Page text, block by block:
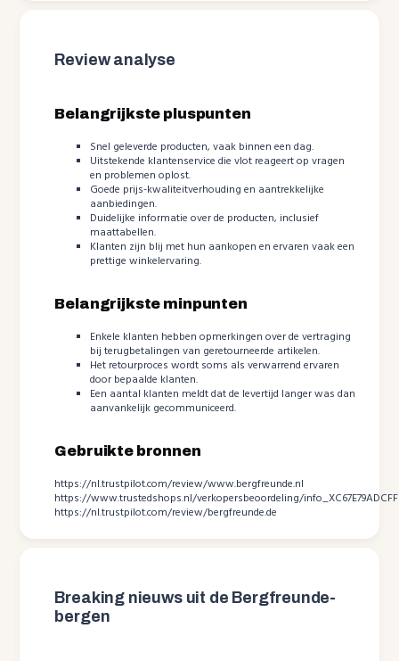
Review analyse
Belangrijkste pluspunten
Snel geleverde producten, vaak binnen een dag.
Uitstekende klantenservice die vlot reageert op vragen
en problemen oplost.
Goede prijs-kwaliteitverhouding en aantrekkelijke
aanbiedingen.
Duidelijke informatie over de producten, inclusief
maattabellen.
Klanten zijn blij met hun aankopen en ervaren vaak een
prettige winkelervaring.
Belangrijkste minpunten
Enkele klanten hebben opmerkingen over de vertraging
bij terugbetalingen van geretourneerde artikelen.
Het retourproces wordt soms als verwarrend ervaren
door bepaalde klanten.
Een aantal klanten meldt dat de levertijd langer was dan
aanvankelijk gecommuniceerd.
Gebruikte bronnen
https://nl.trustpilot.com/review/www.bergfreunde.nl
https://www.trustedshops.nl/verkopersbeoordeling/
https://nl.trustpilot.com/review/bergfreunde.de
Breaking nieuws uit de Bergfreunde-
bergen